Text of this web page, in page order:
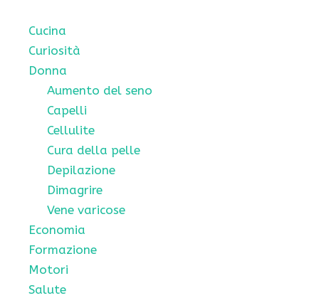
Cucina
Curiosità
Donna
Aumento del seno
Capelli
Cellulite
Cura della pelle
Depilazione
Dimagrire
Vene varicose
Economia
Formazione
Motori
Salute